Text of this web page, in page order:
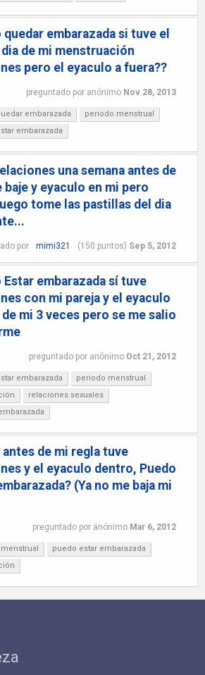
quedar embarazada si tuve el
de mi menstruación
pero el eyaculo a fuera??
preguntado por anónimo Nov 28, 2013
embarazada
periodo menstrual
embarazada
una semana antes de
baje y eyaculo en mi pero
tome las pastillas del dia
por mimi321 (150 puntos) Sep 5, 2012
Estar embarazada sí tuve
con mi pareja y el eyaculo
mi 3 veces pero se me salio
preguntado por anónimo Oct 21, 2012
embarazada
periodo menstrual
relaciones sexuales
antes de mi regla tuve
y el eyaculo dentro, Puedo
(Ya no me baja mi
preguntado por anónimo Mar 6, 2012
puedo estar embarazada